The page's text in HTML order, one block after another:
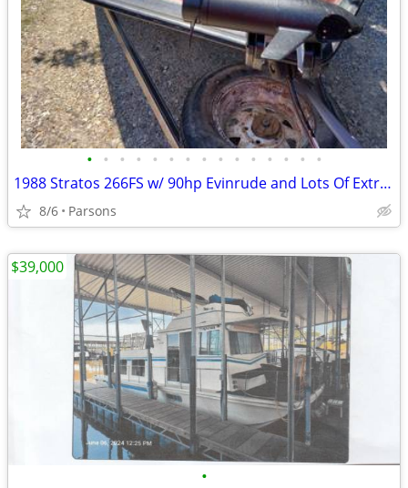
• • • • • • • • • • • • • • •
1988 Stratos 266FS w/ 90hp Evinrude and Lots Of Extras
8/6 Parsons
•
$39,000